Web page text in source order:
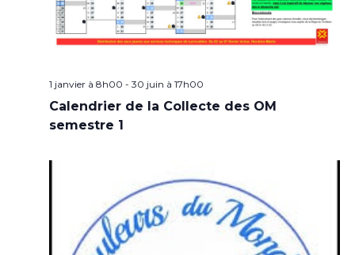
1 janvier à 8h00 - 30 juin à 17h00
Calendrier de la Collecte des OM
semestre 1